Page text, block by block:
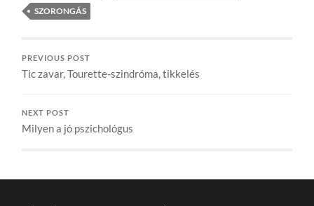
SZORONGÁS
PREVIOUS POST
Tic zavar, Tourette-szindróma, tikkelés
NEXT POST
Milyen a jó pszichológus